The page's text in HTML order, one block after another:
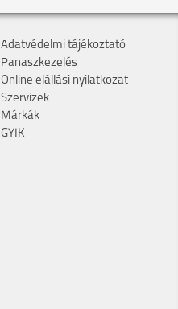
Adatvédelmi tájékoztató
Panaszkezelés
Online elállási nyilatkozat
Szervizek
Márkák
GYIK